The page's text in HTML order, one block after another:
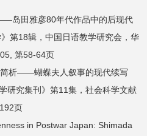
岛田雅彦80年代作品中的后现代
第18辑，中国日语教学研究会，华
第58-64页
析——蝴蝶夫人叙事的现代续写
研究集刊》第11集，社会科学文献
页
in Postwar Japan: Shimada